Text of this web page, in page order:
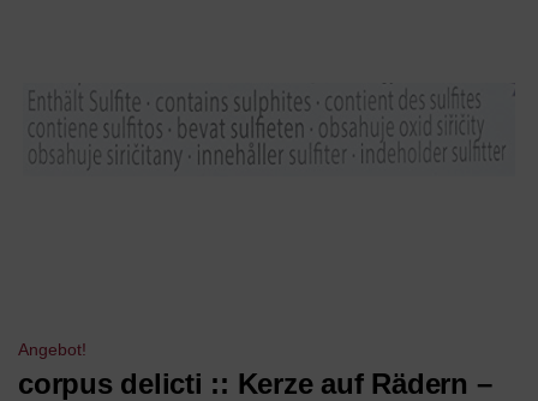
Angebot!
corpus delicti :: Kerze auf Rädern –